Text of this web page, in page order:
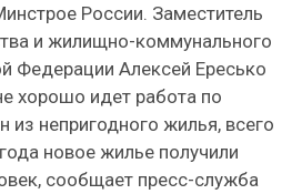
России. Заместитель
и жилищно-коммунального
Федерации Алексей Ересько
хорошо идет работа по
из непригодного жилья, всего
новое жилье получили
сообщает пресс-служба